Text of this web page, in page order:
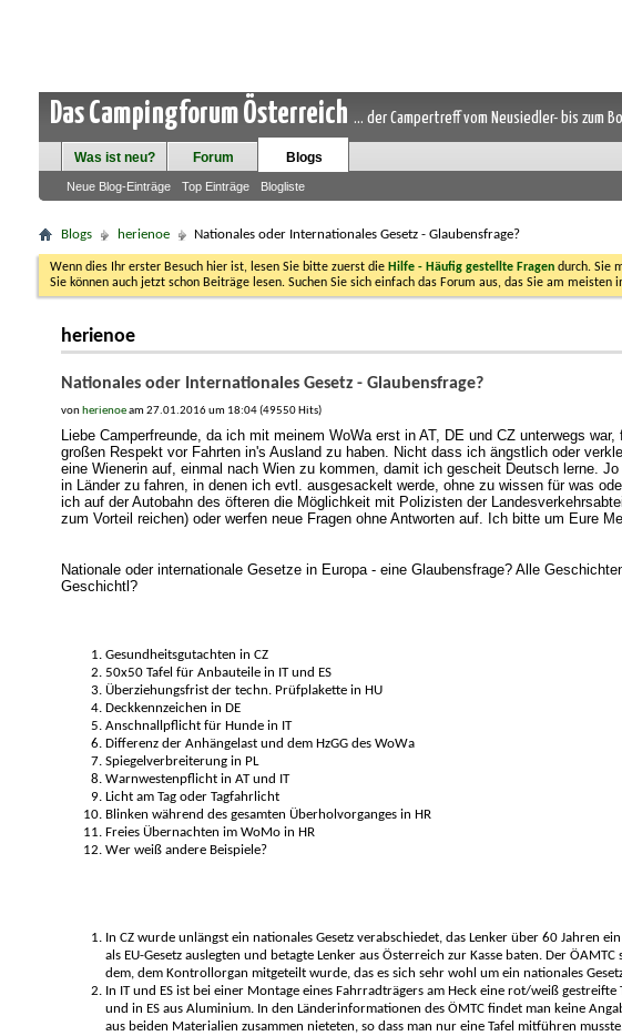
Das Campingforum Österreich ... der Campertreff vom Neusiedler- bis zum
Was ist neu? Forum Blogs
Neue Blog-Einträge Top Einträge Blogliste
Blogs herienoe Nationales oder Internationales Gesetz - Glaubensfrage?
Wenn dies Ihr erster Besuch hier ist, lesen Sie bitte zuerst die Hilfe - Häufig gestellte Fragen durch. Sie
Sie können auch jetzt schon Beiträge lesen. Suchen Sie sich einfach das Forum aus, das Sie am meisten
herienoe
Nationales oder Internationales Gesetz - Glaubensfrage?
von herienoeam 27.01.2016 um 18:04 (49550 Hits)
Liebe Camperfreunde, da ich mit meinem WoWa erst in AT, DE und CZ unterwegs
großen Respekt vor Fahrten in's Ausland zu haben. Nicht dass ich ängstlich oder
eine Wienerin auf, einmal nach Wien zu kommen, damit ich gescheit Deutsch lerne.
in Länder zu fahren, in denen ich evtl. ausgesackelt werde, ohne zu wissen für was
ich auf der Autobahn des öfteren die Möglichkeit mit Polizisten der
zum Vorteil reichen) oder werfen neue Fragen ohne Antworten auf. Ich bitte um Eure
Nationale oder internationale Gesetze in Europa - eine Glaubensfrage? Alle
Geschichtl?
Gesundheitsgutachten in CZ
50x50 Tafel für Anbauteile in IT und ES
Überziehungsfrist der techn. Prüfplakette in HU
Deckkennzeichen in DE
Anschnallpflicht für Hunde in IT
Differenz der Anhängelast und dem HzGG des WoWa
Spiegelverbreiterung in PL
Warnwestenpflicht in AT und IT
Licht am Tag oder Tagfahrlicht
Blinken während des gesamten Überholvorganges in HR
Freies Übernachten im WoMo in HR
Wer weiß andere Beispiele?
In CZ wurde unlängst ein nationales Gesetz verabschiedet, das Lenker über 60 Jahren
als EU-Gesetz auslegten und betagte Lenker aus Österreich zur Kasse baten. Der
dem, dem Kontrollorgan mitgeteilt wurde, das es sich sehr wohl um ein nationales
In IT und ES ist bei einer Montage eines Fahrradträgers am Heck eine rot/weiß
und in ES aus Aluminium. In den Länderinformationen des ÖMTC findet man keine
aus beiden Materialien zusammen nieteten, so dass man nur eine Tafel mitführen